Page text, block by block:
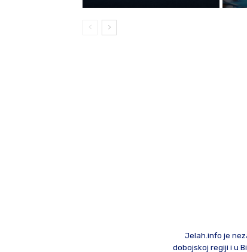
Jelah.info je
dobojskoj regiji i u